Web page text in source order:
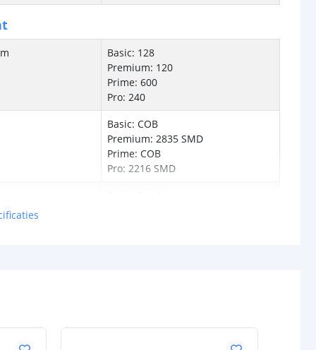
Basic: 128
Premium: 120
Prime: 600
Pro: 240
Basic: COB
Premium: 2835 SMD
Prime: COB
Pro: 2216 SMD